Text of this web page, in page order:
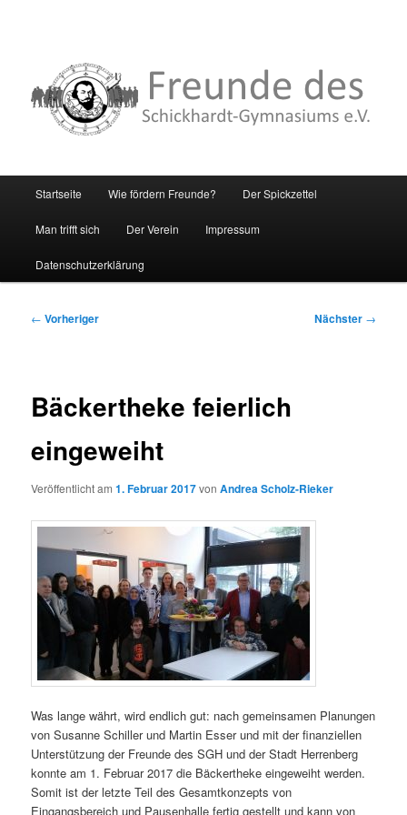
Zum
primären
Inhalt
springen
Startseite Wie fördern Freunde? Der Spickzettel
Man trifft sich Der Verein Impressum
Datenschutzerklärung
Beitragsnavigation
← Vorheriger Nächster →
Bäckertheke feierlich
eingeweiht
Veröffentlicht am1. Februar 2017vonAndrea Scholz-Rieker
Was lange währt, wird endlich gut: nach gemeinsamen Planungen
von Susanne Schiller und Martin Esser und mit der finanziellen
Unterstützung der Freunde des SGH und der Stadt Herrenberg
konnte am 1. Februar 2017 die Bäckertheke eingeweiht werden.
Somit ist der letzte Teil des Gesamtkonzepts von
Eingangsbereich und Pausenhalle fertig gestellt und kann von